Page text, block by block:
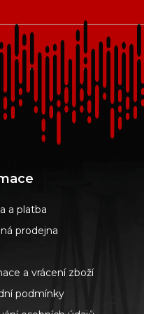
a platba
prodejna
a vrácení zboží
podmínky